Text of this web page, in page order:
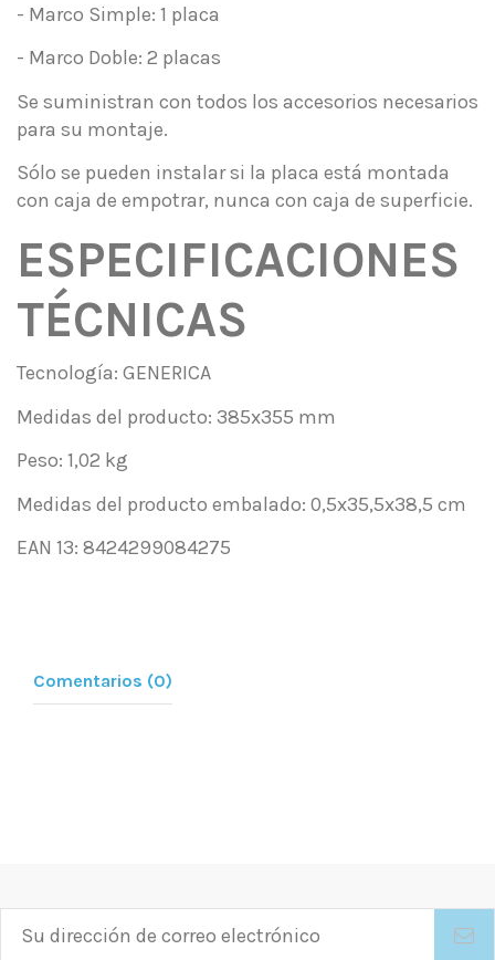
- Marco Simple: 1 placa
- Marco Doble: 2 placas
Se suministran con todos los accesorios necesarios
para su montaje.
Sólo se pueden instalar si la placa está montada
con caja de empotrar, nunca con caja de superficie.
ESPECIFICACIONES
TÉCNICAS
Tecnología: GENERICA
Medidas del producto: 385x355 mm
Peso: 1,02 kg
Medidas del producto embalado: 0,5x35,5x38,5 cm
EAN 13: 8424299084275
Comentarios (0)